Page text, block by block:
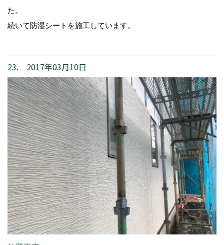
た。
続いて防湿シートを施工しています。
23. 2017年03月10日